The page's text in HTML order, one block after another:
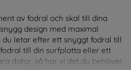
av fodral och skal till dina
design med maximal
letar efter ett snyggt fodral till
till din surfplatta eller ett
dator, så har vi det du behöver.